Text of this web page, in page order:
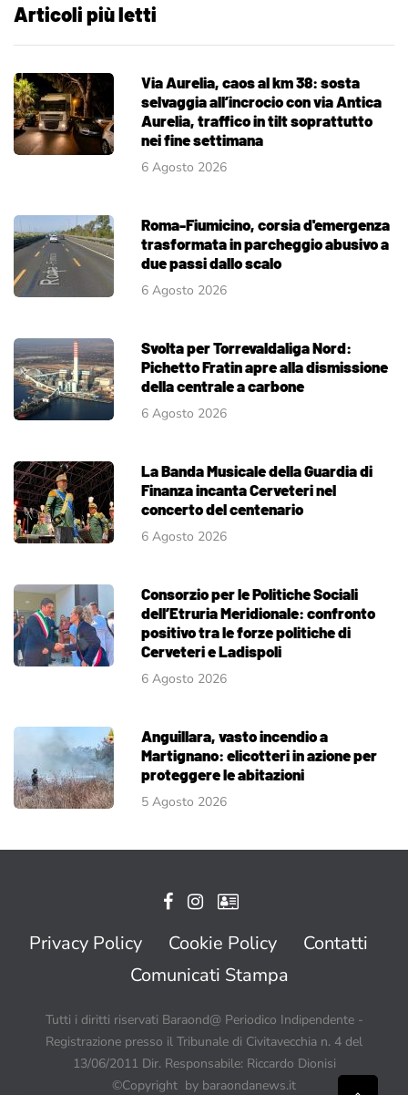
Articoli più letti
Via Aurelia, caos al km 38: sosta
selvaggia all’incrocio con via Antica
Aurelia, traffico in tilt soprattutto
nei fine settimana
6 Agosto 2026
Roma-Fiumicino, corsia d'emergenza
trasformata in parcheggio abusivo a
due passi dallo scalo
6 Agosto 2026
Svolta per Torrevaldaliga Nord:
Pichetto Fratin apre alla dismissione
della centrale a carbone
6 Agosto 2026
La Banda Musicale della Guardia di
Finanza incanta Cerveteri nel
concerto del centenario
6 Agosto 2026
Consorzio per le Politiche Sociali
dell’Etruria Meridionale: confronto
positivo tra le forze politiche di
Cerveteri e Ladispoli
6 Agosto 2026
Anguillara, vasto incendio a
Martignano: elicotteri in azione per
proteggere le abitazioni
5 Agosto 2026
Privacy Policy Cookie Policy
Contatti
Comunicati Stampa
Tutti i diritti riservati Baraond@ Periodico Indipendente -
Registrazione presso il Tribunale di Civitavecchia n. 4 del
13/06/2011 Dir. Responsabile: Riccardo Dionisi
©Copyright by baraondanews.it